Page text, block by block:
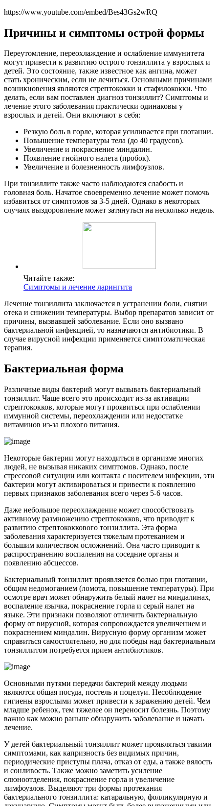
https://www.youtube.com/embed/Bes43Gs2wRQ
Причины и симптомы острой формы
Переутомление, переохлаждение и ослабление иммунитета
могут привести к развитию острого тонзиллита у взрослых и
детей. Это состояние, также известное как ангина, может
стать хроническим, если не лечиться. Основными причинами
возникновения являются стрептококки и стафилококки. Что
делать, если вам поставлен диагноз тонзиллит? Симптомы и
лечение этого заболевания практически одинаковы у
взрослых и детей. Они включают в себя:
Резкую боль в горле, которая усиливается при глотании.
Повышение температуры тела (до 40 градусов).
Увеличение и покраснение миндалин.
Появление гнойного налета (пробок).
Увеличение и болезненность лимфоузлов.
При тонзиллите также часто наблюдаются слабость и
головная боль. Начатое своевременно лечение может помочь
избавиться от симптомов за 3-5 дней. Однако в некоторых
случаях выздоровление может затянуться на несколько недель.
Читайте также:
Симптомы и лечение ларингита
Лечение тонзиллита заключается в устранении боли, снятии
отека и снижении температуры. Выбор препаратов зависит от
причины, вызвавшей заболевание. Если оно вызвано
бактериальной инфекцией, то назначаются антибиотики. В
случае вирусной инфекции применяется симптоматическая
терапия.
Бактериальная форма
Различные виды бактерий могут вызывать бактериальный
тонзиллит. Чаще всего это происходит из-за активации
стрептококков, которые могут проявиться при ослаблении
иммунной системы, переохлаждении или недостатке
витаминов из-за плохого питания.
Некоторые бактерии могут находиться в организме многих
людей, не вызывая никаких симптомов. Однако, после
стрессовой ситуации или контакта с носителем инфекции, эти
бактерии могут активироваться и привести к появлению
первых признаков заболевания всего через 5-6 часов.
Даже небольшое переохлаждение может способствовать
активному размножению стрептококков, что приводит к
развитию стрептококкового тонзиллита. Эта форма
заболевания характеризуется тяжелым протеканием и
большим количеством осложнений. Она часто приводит к
распространению воспаления на соседние органы и
появлению абсцессов.
Бактериальный тонзиллит проявляется болью при глотании,
общим недомоганием (ломота, повышение температуры). При
осмотре врач может обнаружить белый налет на миндалинах,
воспаление язычка, покраснение горла и серый налет на
языке. Эти признаки позволяют отличить бактериальную
форму от вирусной, которая сопровождается увеличением и
покраснением миндалин. Вирусную форму организм может
справиться самостоятельно, но для победы над бактериальным
тонзиллитом потребуется прием антибиотиков.
Основными путями передачи бактерий между людьми
являются общая посуда, постель и поцелуи. Несоблюдение
гигиены взрослыми может привести к заражению детей. Чем
младше ребенок, тем тяжелее он переносит болезнь. Поэтому
важно как можно раньше обнаружить заболевание и начать
лечение.
У детей бактериальный тонзиллит может проявляться такими
симптомами, как капризность без видимых причин,
периодические приступы плача, отказ от еды, а также вялость
и сонливость. Также можно заметить усиление
слюноотделения, покраснение горла и увеличение
лимфоузлов. Выделяют три формы протекания
бактериального тонзиллита: катаральную, фолликулярную и